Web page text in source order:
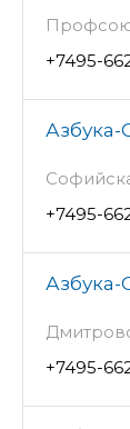
+7495-
Азбука-
+7495-
Азбука-
+7495-